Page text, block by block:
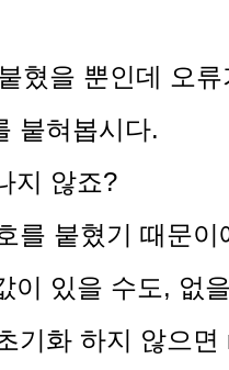
혔을 뿐인데 오
붙혀봅시다.
지 않죠?
를 붙혔기 때문이
이 있을 수도, 없
기화 하지 않으